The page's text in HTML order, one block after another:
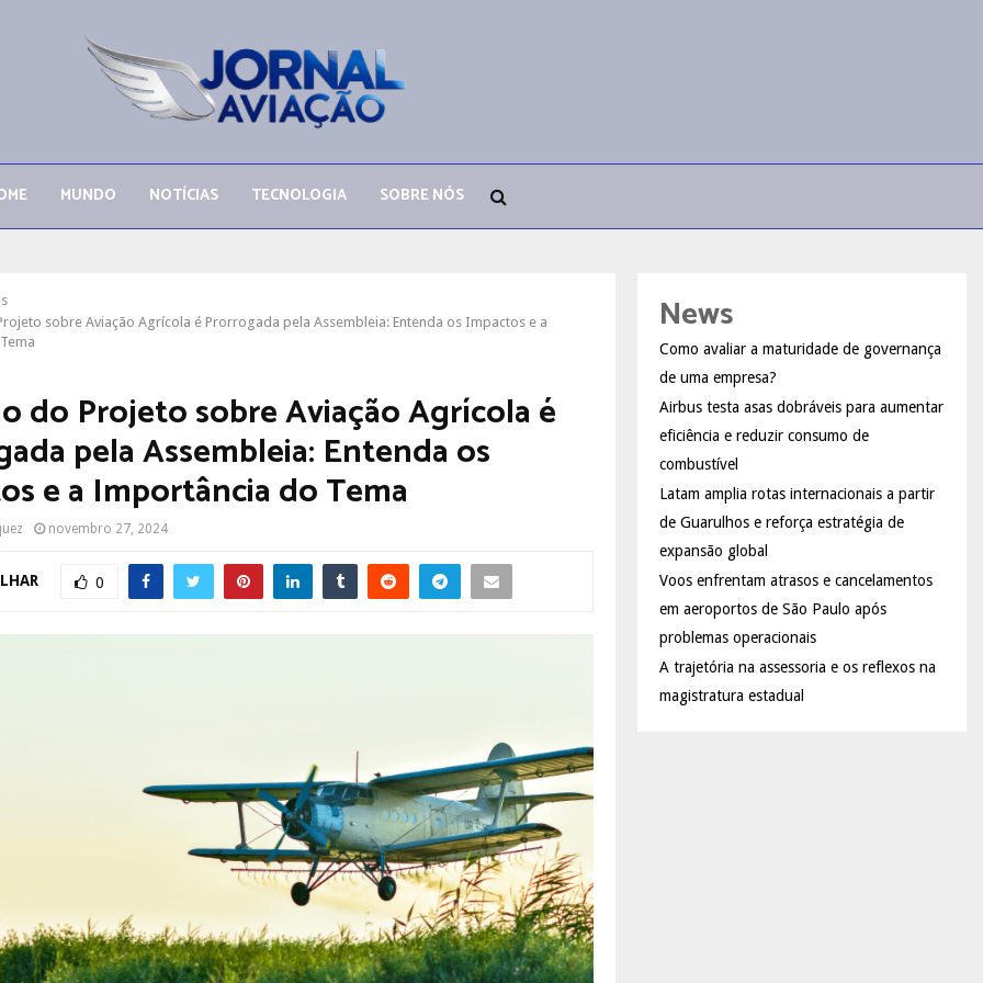
MUNDO NOTÍCIAS TECNOLOGIA SOBRE NÓS
sobre Aviação Agrícola é Prorrogada pela Assembleia: Entenda os Impactos e a
do Projeto sobre Aviação Agrícola é
pela Assembleia: Entenda os
e a Importância do Tema
novembro 27, 2024
0
News
Como avaliar a maturidade de governança
de uma empresa?
Airbus testa asas dobráveis para aumentar
eficiência e reduzir consumo de
combustível
Latam amplia rotas internacionais a partir
de Guarulhos e reforça estratégia de
expansão global
Voos enfrentam atrasos e cancelamentos
em aeroportos de São Paulo após
problemas operacionais
A trajetória na assessoria e os reflexos na
magistratura estadual